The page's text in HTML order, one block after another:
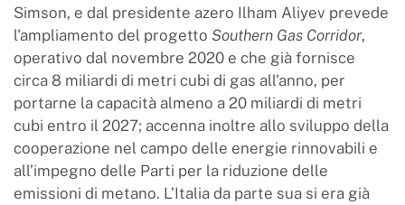
Simson, e dal presidente azero Ilham Aliyev prevede
l'ampliamento del progetto Southern Gas Corridor,
operativo dal novembre 2020 e che già fornisce
circa 8 miliardi di metri cubi di gas all'anno, per
portarne la capacità almeno a 20 miliardi di metri
cubi entro il 2027; accenna inoltre allo sviluppo della
cooperazione nel campo delle energie rinnovabili e
all’impegno delle Parti per la riduzione delle
emissioni di metano. L’Italia da parte sua si era già